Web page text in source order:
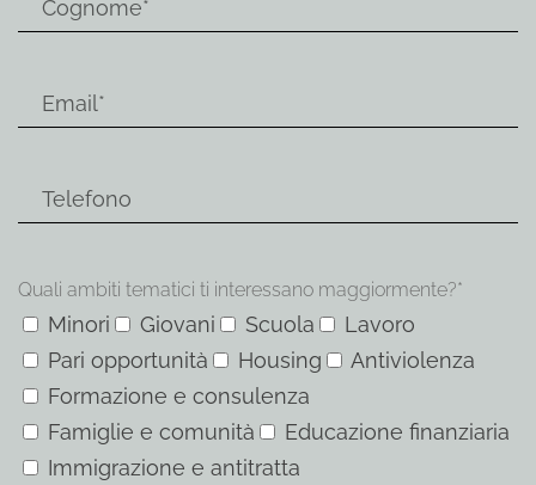
Quali ambiti tematici ti interessano maggiormente?*
Minori Giovani Scuola
Lavoro
Pari opportunità
Housing
Antiviolenza
Formazione e consulenza
Famiglie e comunità
Educazione finanziaria
Immigrazione e antitratta